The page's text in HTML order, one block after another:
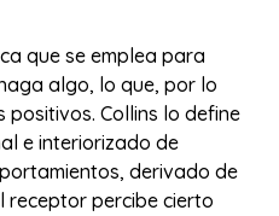
que se emplea para
algo, lo que, por lo
Collins lo define
e interiorizado de
derivado de
receptor percibe cierto